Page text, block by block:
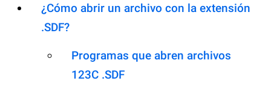
¿Cómo abrir un archivo con la extensión
.SDF?
Programas que abren archivos
123C .SDF